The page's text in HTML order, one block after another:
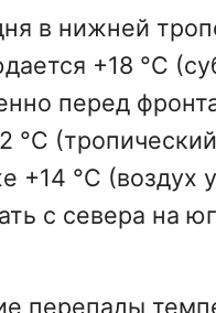
в нижней
+18 °C
перед
°C
+14 °C
с севера на
перепады